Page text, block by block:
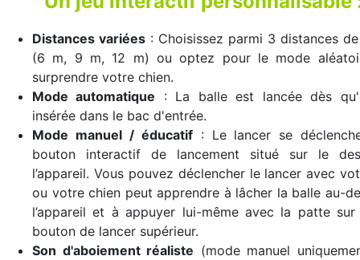
Distances variées : Choisissez parmi 3 distances
(6 m, 9 m, 12 m) ou optez pour le mode
surprendre votre chien.
Mode automatique : La balle est lancée dès
insérée dans le bac d'entrée.
Mode manuel / éducatif: Le lancer se
bouton interactif de lancement situé sur le
l’appareil. Vous pouvez déclencher le lancer avec
ou votre chien peut apprendre à lâcher la balle au-
l’appareil et à appuyer lui-même avec la patte
bouton de lancer supérieur.
Son d'aboiement réaliste (mode manuel